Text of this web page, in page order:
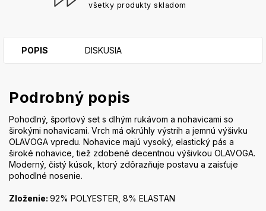
všetky produkty skladom
POPIS DISKUSIA
Podrobný popis
Pohodlný, športový set s dlhým rukávom a nohavicami so
širokými nohavicami. Vrch má okrúhly výstrih a jemnú výšivku
OLAVOGA vpredu. Nohavice majú vysoký, elastický pás a
široké nohavice, tiež zdobené decentnou výšivkou OLAVOGA.
Moderný, čistý kúsok, ktorý zdôrazňuje postavu a zaisťuje
pohodlné nosenie.
Zloženie: 92% POLYESTER, 8% ELASTAN